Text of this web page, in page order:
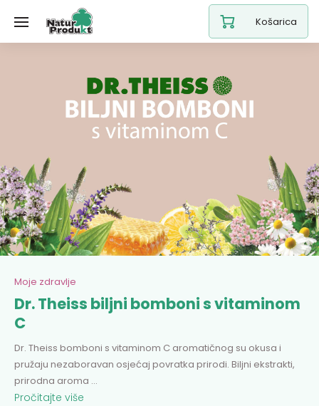
Košarica
Moje zdravlje
Dr. Theiss biljni bomboni s vitaminom
C
Dr. Theiss bomboni s vitaminom C aromatičnog su okusa i
pružaju nezaboravan osjećaj povratka prirodi. Biljni ekstrakti,
prirodna aroma ...
Pročitajte više